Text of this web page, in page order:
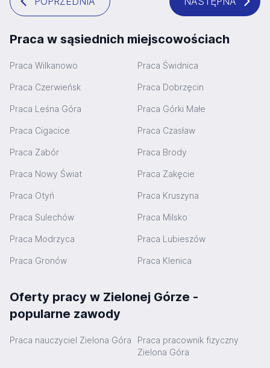
Praca w sąsiednich miejscowościach
Praca Wilkanowo Praca Świdnica
Praca Czerwieńsk Praca Dobrzęcin
Praca Leśna Góra Praca Górki Małe
Praca Cigacice Praca Czasław
Praca Zabór Praca Brody
Praca Nowy Świat Praca Zakęcie
Praca Otyń Praca Kruszyna
Praca Sulechów Praca Milsko
Praca Modrzyca Praca Lubieszów
Praca Gronów Praca Klenica
Oferty pracy w Zielonej Górze -
popularne zawody
Praca nauczyciel Zielona Góra
Praca pracownik fizyczny
Zielona Góra